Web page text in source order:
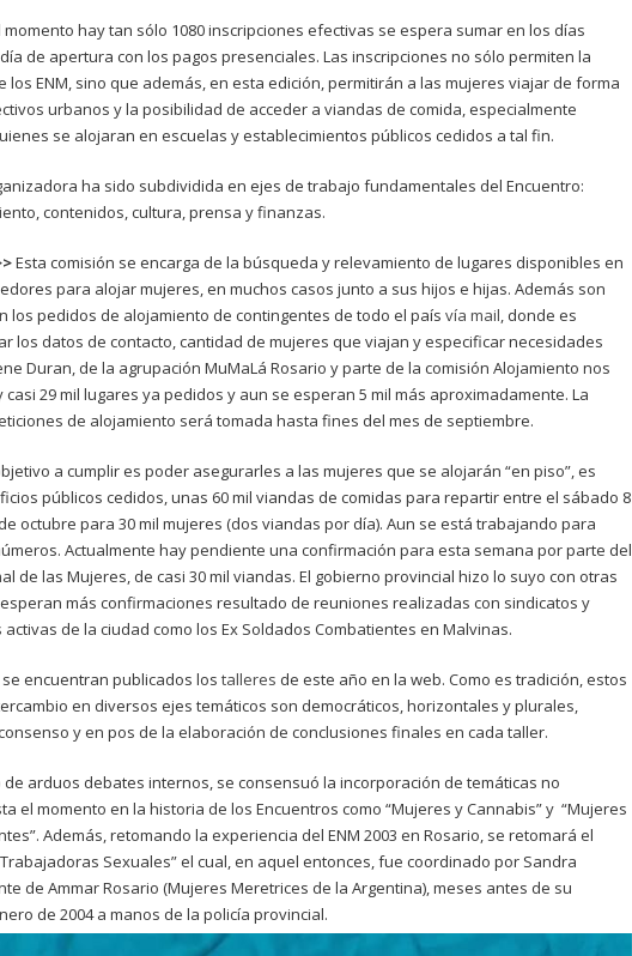
momento hay tan sólo 1080 inscripciones efectivas se espera sumar en los días
de apertura con los pagos presenciales. Las inscripciones no sólo permiten la
los ENM, sino que además, en esta edición, permitirán a las mujeres viajar de forma
urbanos y la posibilidad de acceder a viandas de comida, especialmente
se alojaran en escuelas y establecimientos públicos cedidos a tal fin.
ha sido subdividida en ejes de trabajo fundamentales del Encuentro:
contenidos, cultura, prensa y finanzas.
Esta comisión se encarga de la búsqueda y relevamiento de lugares disponibles en
para alojar mujeres, en muchos casos junto a sus hijos e hijas. Además son
los pedidos de alojamiento de contingentes de todo el país vía mail, donde es
los datos de contacto, cantidad de mujeres que viajan y especificar necesidades
Duran, de la agrupación MuMaLá Rosario y parte de la comisión Alojamiento nos
29 mil lugares ya pedidos y aun se esperan 5 mil más aproximadamente. La
de alojamiento será tomada hasta fines del mes de septiembre.
a cumplir es poder asegurarles a las mujeres que se alojarán “en piso”, es
públicos cedidos, unas 60 mil viandas de comidas para repartir entre el sábado 8
octubre para 30 mil mujeres (dos viandas por día). Aun se está trabajando para
Actualmente hay pendiente una confirmación para esta semana por parte del
de las Mujeres, de casi 30 mil viandas. El gobierno provincial hizo lo suyo con otras
más confirmaciones resultado de reuniones realizadas con sindicatos y
de la ciudad como los Ex Soldados Combatientes en Malvinas.
encuentran publicados los talleres de este año en la web. Como es tradición, estos
en diversos ejes temáticos son democráticos, horizontales y plurales,
y en pos de la elaboración de conclusiones finales en cada taller.
de arduos debates internos, se consensuó la incorporación de temáticas no
el momento en la historia de los Encuentros como “Mujeres y Cannabis” y “Mujeres
Además, retomando la experiencia del ENM 2003 en Rosario, se retomará el
Sexuales” el cual, en aquel entonces, fue coordinado por Sandra
de Ammar Rosario (Mujeres Meretrices de la Argentina), meses antes de su
de 2004 a manos de la policía provincial.